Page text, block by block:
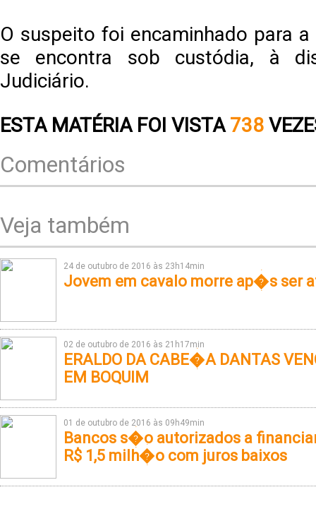
O suspeito foi encaminhado para
se encontra sob custódia, à
Judiciário.
ESTA MATÉRIA FOI VISTA738
Comentários
Veja também
24 de outubro de 2016 às 23h14min
Jovem em cavalo morre ap�s ser
02 de outubro de 2016 às 21h17min
ERALDO DA CABE�A DANTAS
EM BOQUIM
01 de outubro de 2016 às 09h49min
Bancos s�o autorizados a
R$ 1,5 milh�o com juros baixos